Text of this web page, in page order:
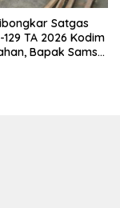
Satgas
129 TA 2026 Kodim
Bapak Samsul